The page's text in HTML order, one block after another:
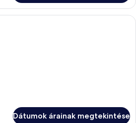
Egy szállodai szoba, amelyben
Dátumok árainak megtekintése